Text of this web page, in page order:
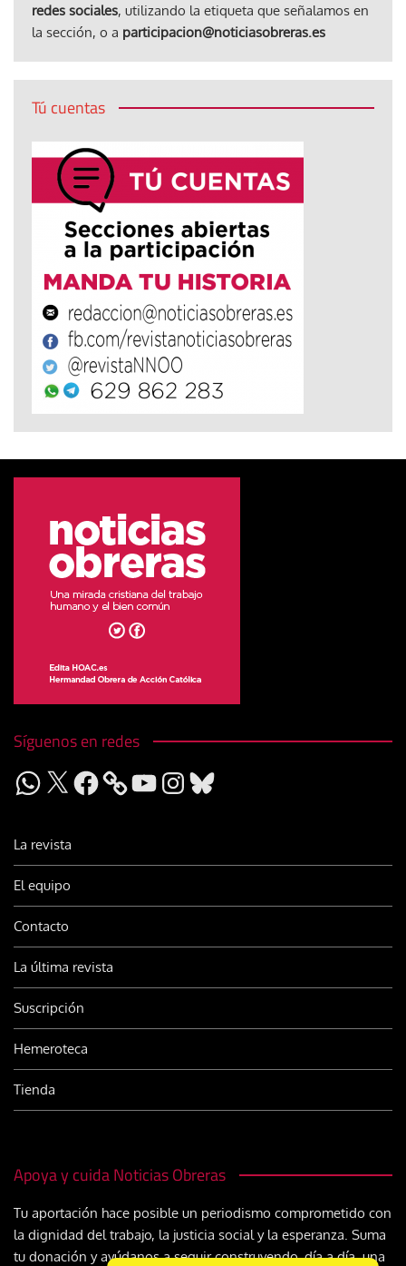
redes sociales, utilizando la etiqueta que señalamos en
la sección, o a participacion@noticiasobreras.es
Tú cuentas
Síguenos en redes
WhatsApp
X Facebook YouTubeInstagram
Bluesky
La revista
El equipo
Contacto
La última revista
Suscripción
Hemeroteca
Tienda
Apoya y cuida Noticias Obreras
Tu aportación hace posible un periodismo comprometido con
la dignidad del trabajo, la justicia social y la esperanza. Suma
tu donación y ayúdanos a seguir construyendo, día a día, una